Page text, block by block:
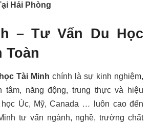
Hải Phòng
– Tư Vấn Du Học
Toàn
Tài Minh chính là sự kinh nghiệm,
tâm, năng động, trung thực và hiệu
Úc, Mỹ, Canada …
luôn cao đến
tư vấn ngành, nghề, trường chất